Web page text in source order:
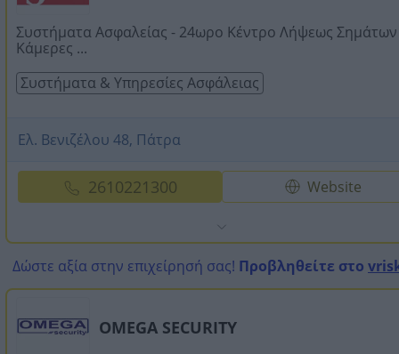
Συστήματα Ασφαλείας - 24ωρο Κέντρο Λήψεως
Κάμερες ...
Συστήματα & Υπηρεσίες Ασφάλειας
Ελ. Βενιζέλου 48, Πάτρα
2610221300 Website
Δώστε αξία στην επιχείρησή σας! Προβληθείτε στο
OMEGA SECURITY